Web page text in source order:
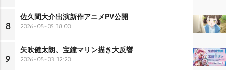
8
佐久間大介出演新作アニメPV公開
2026-08-05 18:00
9
矢吹健太朗、宝鐘マリン描き大反響
2026-08-03 12:20